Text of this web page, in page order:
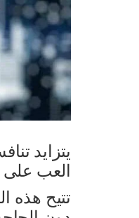
يتزايد
العب على
تتيح هذه